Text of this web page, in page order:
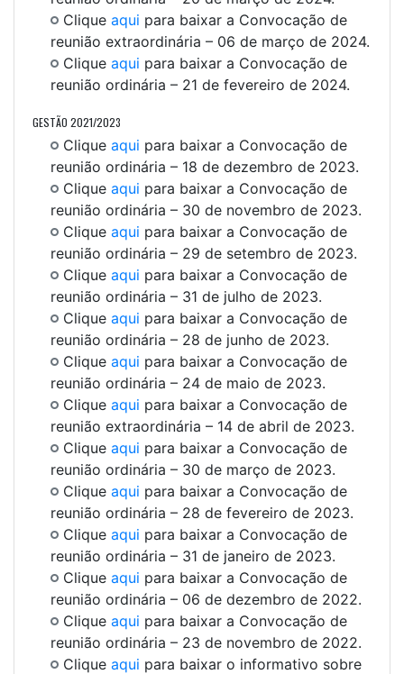
Clique aqui para baixar a Convocação de
reunião extraordinária – 06 de março de 2024.
Clique aqui para baixar a Convocação de
reunião ordinária – 21 de fevereiro de 2024.
GESTÃO 2021/2023
Clique aqui para baixar a Convocação de
reunião ordinária – 18 de dezembro de 2023.
Clique aqui para baixar a Convocação de
reunião ordinária – 30 de novembro de 2023.
Clique aqui para baixar a Convocação de
reunião ordinária – 29 de setembro de 2023.
Clique aqui para baixar a Convocação de
reunião ordinária – 31 de julho de 2023.
Clique aqui para baixar a Convocação de
reunião ordinária – 28 de junho de 2023.
Clique aqui para baixar a Convocação de
reunião ordinária – 24 de maio de 2023.
Clique aqui para baixar a Convocação de
reunião extraordinária – 14 de abril de 2023.
Clique aqui para baixar a Convocação de
reunião ordinária – 30 de março de 2023.
Clique aqui para baixar a Convocação de
reunião ordinária – 28 de fevereiro de 2023.
Clique aqui para baixar a Convocação de
reunião ordinária – 31 de janeiro de 2023.
Clique aqui para baixar a Convocação de
reunião ordinária – 06 de dezembro de 2022.
Clique aqui para baixar a Convocação de
reunião ordinária – 23 de novembro de 2022.
Clique aqui para baixar o informativo sobre